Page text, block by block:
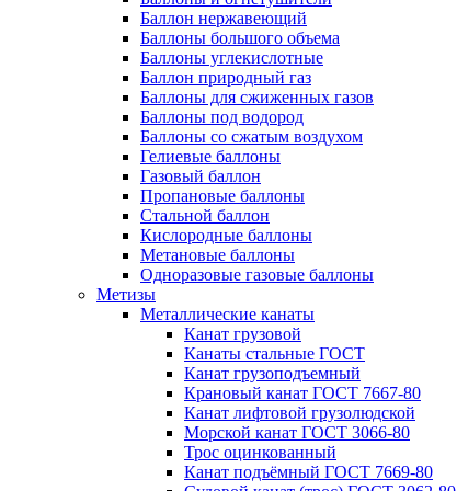
Баллон нержавеющий
Баллоны большого объема
Баллоны углекислотные
Баллон природный газ
Баллоны для сжиженных газов
Баллоны под водород
Баллоны со сжатым воздухом
Гелиевые баллоны
Газовый баллон
Пропановые баллоны
Стальной баллон
Кислородные баллоны
Метановые баллоны
Одноразовые газовые баллоны
Метизы
Металлические канаты
Канат грузовой
Канаты стальные ГОСТ
Канат грузоподъемный
Крановый канат ГОСТ 7667-80
Канат лифтовой грузолюдской
Морской канат ГОСТ 3066-80
Трос оцинкованный
Канат подъёмный ГОСТ 7669-80